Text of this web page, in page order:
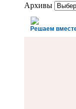
Архивы
Решаем